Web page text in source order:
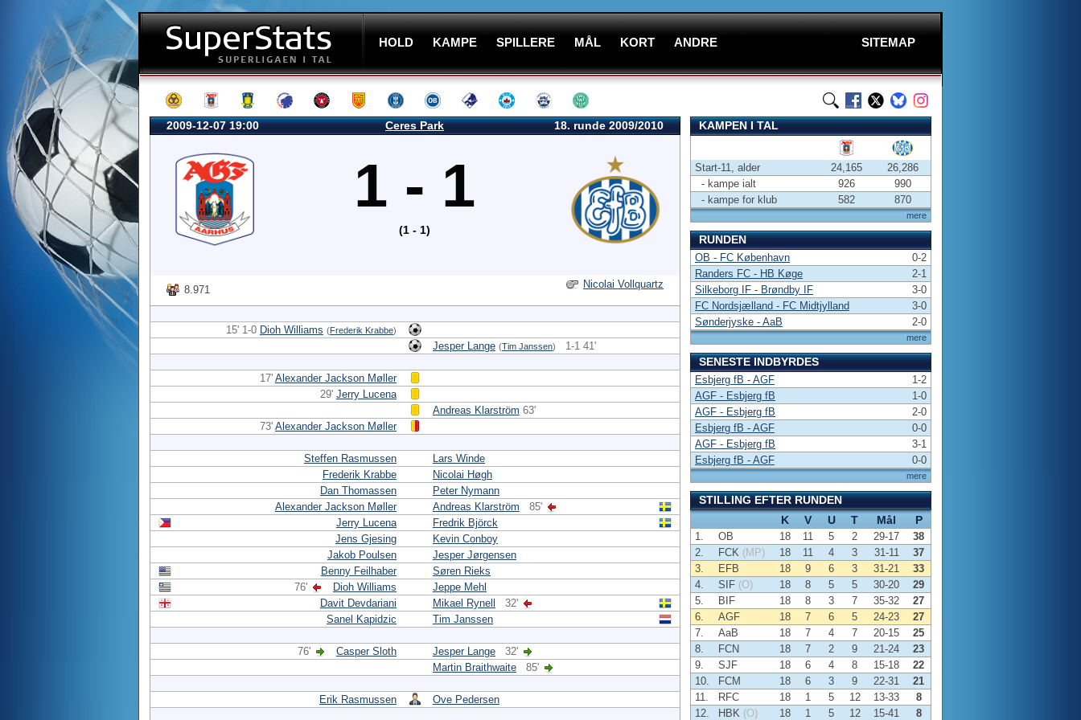
HOLD KAMPE SPILLERE MÅL KORT ANDRE SITEMAP
2009-12-07 19:00 Ceres Park 18. runde 2009/2010
1 - 1
(1 - 1)
8.971 Nicolai Vollquartz
15' 1-0 Dioh Williams (Frederik Krabbe)
Jesper Lange (Tim Janssen) 1-1 41'
17' Alexander Jackson Møller
29' Jerry Lucena
Andreas Klarström 63'
73' Alexander Jackson Møller
Steffen Rasmussen
Lars Winde
Frederik Krabbe
Nicolai Høgh
Dan Thomassen
Peter Nymann
Alexander Jackson Møller
Andreas Klarström
85'
Jerry Lucena
Fredrik Björck
Jens Gjesing
Kevin Conboy
Jakob Poulsen
Jesper Jørgensen
Benny Feilhaber
Søren Rieks
76'
Dioh Williams
Jeppe Mehl
Davit Devdariani
Mikael Rynell
32'
Sanel Kapidzic
Tim Janssen
76' Casper Sloth Jesper Lange
32'
Martin Braithwaite
85'
Erik Rasmussen Ove Pedersen
KAMPEN I TAL
mere
Start-11, alder 24,165
26,286
- kampe ialt
926
990
- kampe for klub
582 870
RUNDEN
mere
OB - FC København
0-2
Randers FC - HB Køge
2-1
Silkeborg IF - Brøndby IF
3-0
FC Nordsjælland - FC Midtjylland
3-0
Sønderjyske - AaB
2-0
SENESTE INDBYRDES
mere
Esbjerg fB - AGF
1-2
AGF - Esbjerg fB
1-0
AGF - Esbjerg fB
2-0
Esbjerg fB - AGF
0-0
AGF - Esbjerg fB
3-1
Esbjerg fB - AGF
0-0
STILLING EFTER RUNDEN
K
V U T Mål P
1. OB 18 11 5 2 29-17
38
2.
FCK (MP) 18 11 4 3 31-11
37
3.
EFB 18 9 6 3 31-21
33
4.
SIF (O) 18 8 5 5 30-20
29
5.
BIF 18 8 3 7 35-32
27
6.
AGF 18 7 6 5 24-23
27
7.
AaB 18 7 4 7 20-15
25
8.
FCN 18 7 2 9 21-24
23
9.
SJF 18 6 4 8 15-18
22
10.
FCM 18 6 3 9 22-31
21
11.
RFC 18 1 5 12 13-33
8
12.
HBK (O) 18 1 5 12 15-41 8